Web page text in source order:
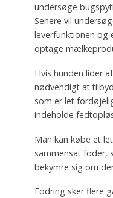
undersøge
Senere vil
leverfunktionen og
optage
Hvis hunden lider
nødvendigt at
som er let
indeholde
Man kan købe et
sammensat foder,
bekymre sig om
Fodring sker flere